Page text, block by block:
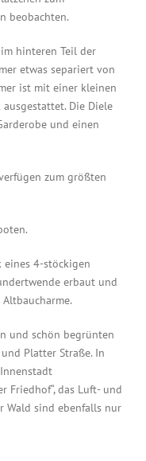
beobachten.
hinteren Teil der
etwas separiert von
ist mit einer kleinen
Die Diele
und einen
zum größten
eines 4-stöckigen
erbaut und
und schön begrünten
Platter Straße. In
Friedhof“, das Luft- und
Wald sind ebenfalls nur